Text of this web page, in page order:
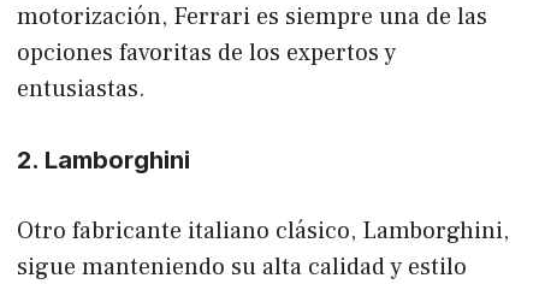
motorización, Ferrari es siempre una de las
opciones favoritas de los expertos y
entusiastas.
2. Lamborghini
Otro fabricante italiano clásico, Lamborghini,
sigue manteniendo su alta calidad y estilo